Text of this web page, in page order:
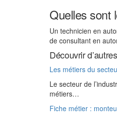
Quelles sont
Un technicien en
de consultant en
Découvrir d’autres
Les métiers du
Le secteur de
métiers…
Fiche métier :